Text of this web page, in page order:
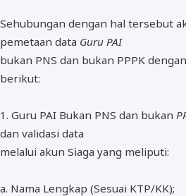
Sehubungan dengan hal tersebut
pemetaan data Guru PAI
bukan PNS dan bukan PPPK
berikut:
1. Guru PAI Bukan PNS dan bukan
dan validasi data
melalui akun Siaga yang meliputi:
a. Nama Lengkap (Sesuai KTP/KK);